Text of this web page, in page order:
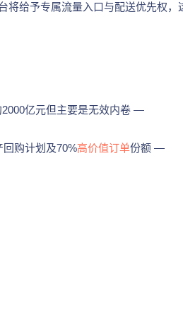
给予专属流量入口与配送优先权，
亿元但主要是无效内卷 —
购计划及70%高价值订单份额 —